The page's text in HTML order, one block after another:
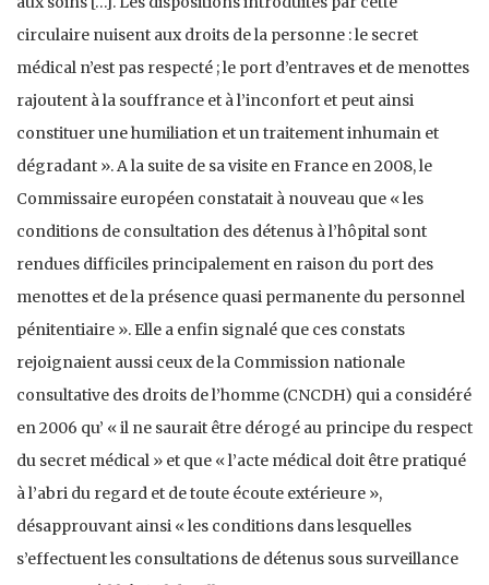
circulaire nuisent aux droits de la personne : le secret
médical n’est pas respecté ; le port d’entraves et de menottes
rajoutent à la souffrance et à l’inconfort et peut ainsi
constituer une humiliation et un traitement inhumain et
dégradant ». A la suite de sa visite en France en 2008, le
Commissaire européen constatait à nouveau que « les
conditions de consultation des détenus à l’hôpital sont
rendues difficiles principalement en raison du port des
menottes et de la présence quasi permanente du personnel
pénitentiaire ». Elle a enfin signalé que ces constats
rejoignaient aussi ceux de la Commission nationale
consultative des droits de l’homme (CNCDH) qui a considéré
en 2006 qu’ « il ne saurait être dérogé au principe du respect
du secret médical » et que « l’acte médical doit être pratiqué
à l’abri du regard et de toute écoute extérieure »,
désapprouvant ainsi « les conditions dans lesquelles
s’effectuent les consultations de détenus sous surveillance